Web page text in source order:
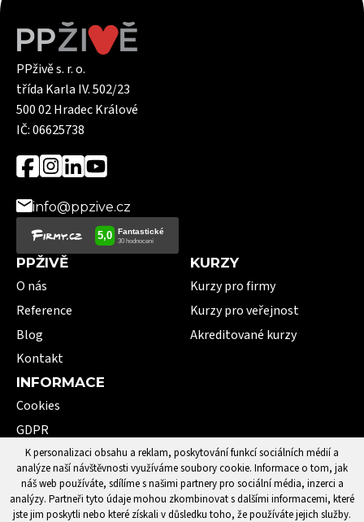
K personalizaci obsahu a reklam, poskytování funkcí sociálních médií a
analýze naší návštěvnosti využíváme soubory cookie. Informace o tom, jak
náš web používáte, sdílíme s našimi partnery pro sociální média, inzerci a
analýzy. Partneři tyto údaje mohou zkombinovat s dalšími informacemi, které
jste jim poskytli nebo které získali v důsledku toho, že používáte jejich služby.
PPživě s. r. o.
třída Karla IV. 502/23
500 02 Hradec Králové
IČ: 06625738
info@ppzive.cz
PPŽIVĚ
O nás
Reference
Blog
Kontakt
KURZY
Kurzy pro firmy
Kurzy pro veřejnost
Akreditované kurzy
INFORMACE
Cookies
GDPR
VOP
101 pojmů první pomoci